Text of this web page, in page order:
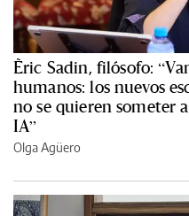
Èric Sadin, filósofo:
humanos: los nuevos
no se quieren someter
IA”
Olga Agüero